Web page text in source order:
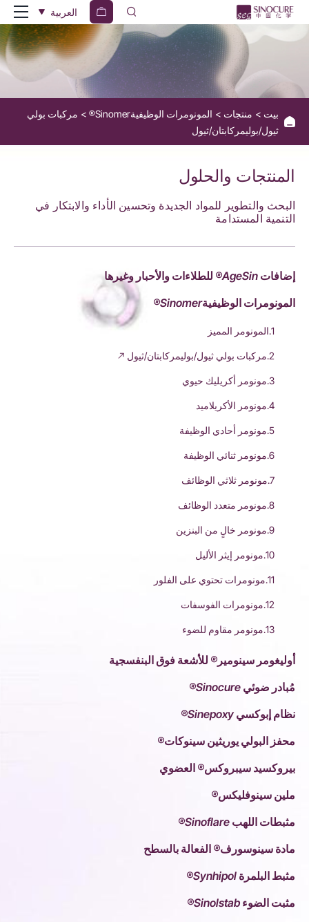
مركبات
بولي
بوليمركابتان/
ثيول
العربية
بيت منتجات المونومرات الوظيفيةSinomer®
مركبات بولي
ثيول/بوليمركابتان/ثيول
المنتجات والحلول
البحث والتطوير للمواد الجديدة وتحسين الأداء والابتكار في
التنمية المستدامة
إضافات AgeSin® للطلاءات والأحبار وغيرها
المونومرات الوظيفيةSinomer®
1.المونومر المميز
2.مركبات بولي ثيول/بوليمركابتان/ثيول
3.مونومر أكريليك حيوي
4.مونومر الأكريلاميد
5.مونومر أحادي الوظيفة
6.مونومر ثنائي الوظيفة
7.مونومر ثلاثي الوظائف
8.مونومر متعدد الوظائف
9.مونومر خالٍ من البنزين
10.مونومر إيثر الأليل
11.مونومرات تحتوي على الفلور
12.مونومرات الفوسفات
13.مونومر مقاوم للضوء
أوليغومر سينومير® للأشعة فوق البنفسجية
مُبادر ضوئي Sinocure®
نظام إبوكسي Sinepoxy®
محفز البولي يوريثين سينوكات®
بيروكسيد سيبروكس® العضوي
ملين سينوفليكس®
مثبطات اللهب Sinoflare®
مادة سينوسورف® الفعالة بالسطح
مثبط البلمرة Synhipol®
مثبت الضوء Sinolstab®